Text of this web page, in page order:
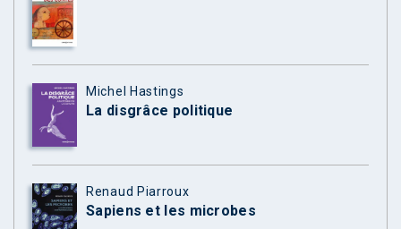
Michel Hastings
La disgrâce politique
Renaud Piarroux
Sapiens et les microbes